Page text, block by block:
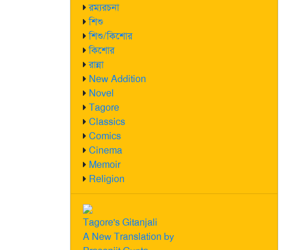
রম্যরচনা
শিশু
শিশু/কিশোর
কিশোর
রান্না
New Addition
Novel
Tagore
Classics
Comics
Cinema
Memoir
Religion
Tagore's Gitanjali
A New Translation by